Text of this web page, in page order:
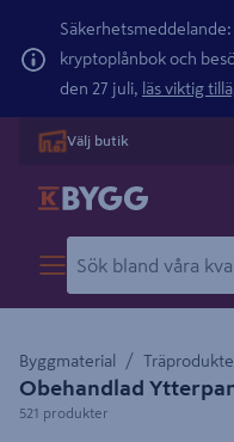
kryptoplånbok och
den 27 juli, läs viktig
Välj butik
Byggmaterial
Obehandlad
521 produkter